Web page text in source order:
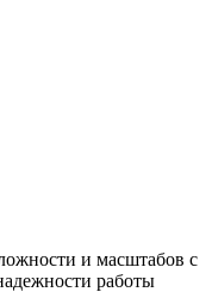
и масштабов с
работы